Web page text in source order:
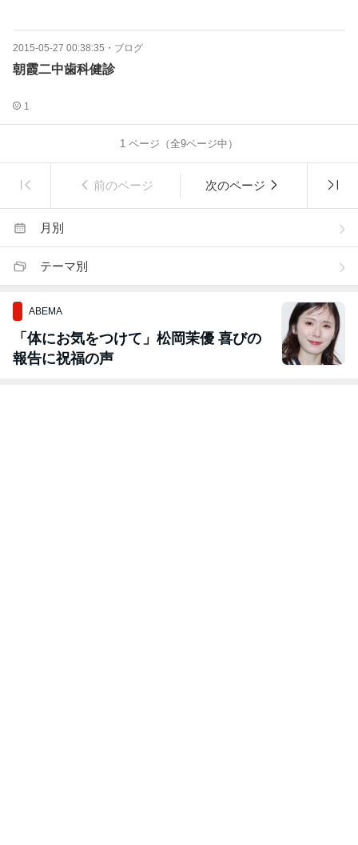
2015-05-27 00:38:35 ・ ブログ
朝霞二中歯科健診
1
1 ページ（全9ページ中）
前のページ 次のページ
月別
テーマ別
ABEMA
「体にお気をつけて」松岡茉優 喜びの
報告に祝福の声